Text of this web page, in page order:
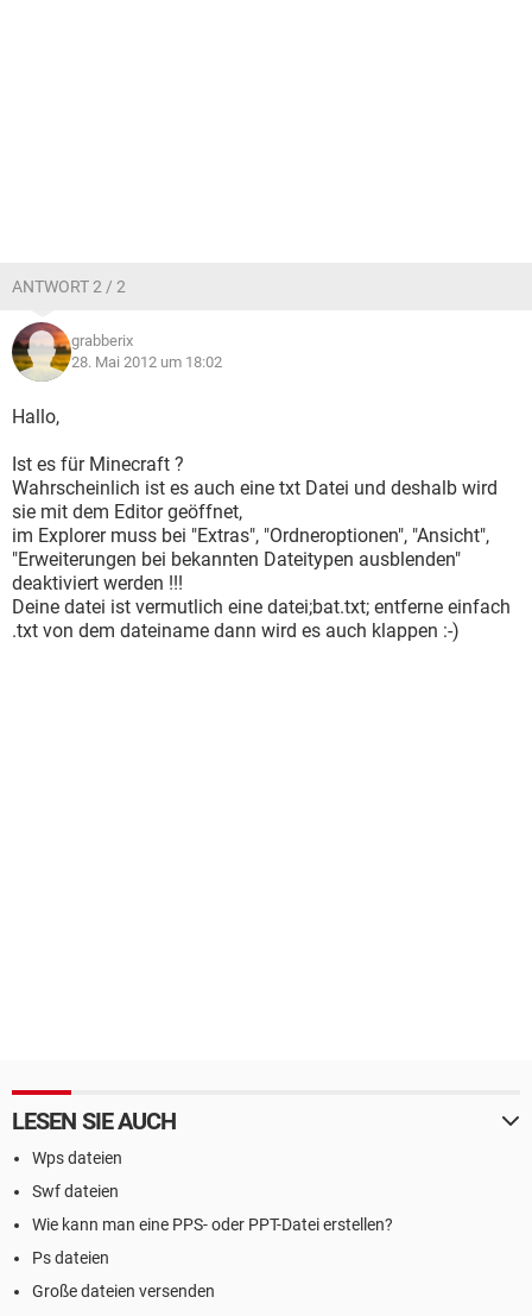
ANTWORT 2 / 2
grabberix
28. Mai 2012 um 18:02
Hallo,
Ist es für Minecraft ?
Wahrscheinlich ist es auch eine txt Datei und deshalb wird
sie mit dem Editor geöffnet,
im Explorer muss bei "Extras", "Ordneroptionen", "Ansicht",
"Erweiterungen bei bekannten Dateitypen ausblenden"
deaktiviert werden !!!
Deine datei ist vermutlich eine datei;bat.txt; entferne einfach
.txt von dem dateiname dann wird es auch klappen :-)
LESEN SIE AUCH
Wps dateien
Swf dateien
Wie kann man eine PPS- oder PPT-Datei erstellen?
Ps dateien
Große dateien versenden